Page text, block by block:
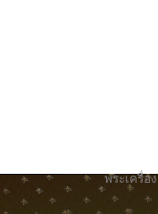
พระเครื่อง